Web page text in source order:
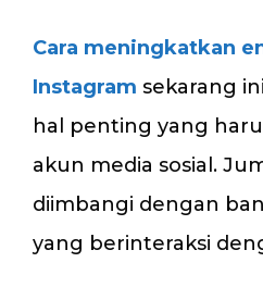
Cara meningkatkan
Instagram sekarang
hal penting yang
akun media sosial.
diimbangi dengan
yang berinteraksi